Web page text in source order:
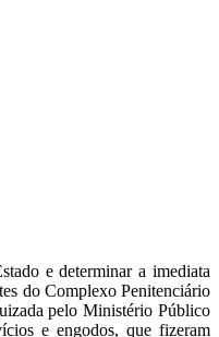
e determinar a imediata
do Complexo Penitenciário
pelo Ministério Público
e engodos, que fizeram